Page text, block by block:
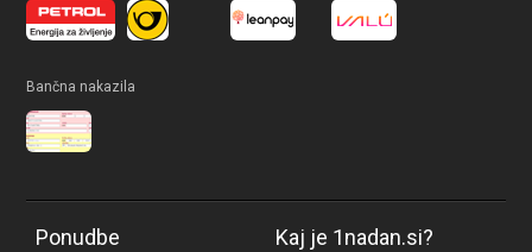
Bančna nakazila
Ponudbe Kaj je 1nadan.si?